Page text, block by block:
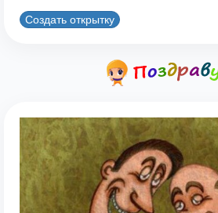
Создать открытку